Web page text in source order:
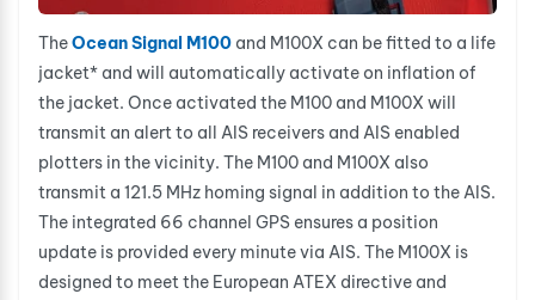
TheOcean Signal M100 and M100X can be fitted to a life
jacket* and will automatically activate on inflation of
the jacket. Once activated the M100 and M100X will
transmit an alert to all AIS receivers and AIS enabled
plotters in the vicinity. The M100 and M100X also
transmit a 121.5 MHz homing signal in addition to the AIS.
The integrated 66 channel GPS ensures a position
update is provided every minute via AIS. The M100X is
designed to meet the European ATEX directive and